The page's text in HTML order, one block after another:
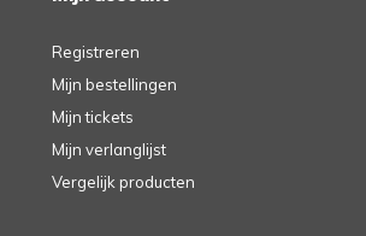
Registreren
Mijn bestellingen
Mijn tickets
Mijn verlanglijst
Vergelijk producten